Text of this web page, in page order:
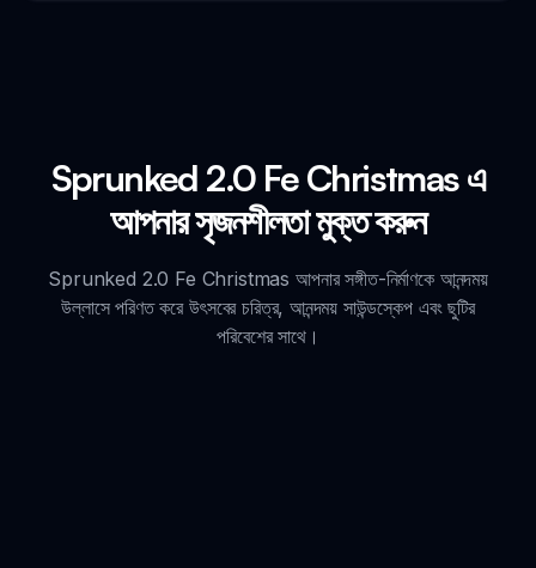
Sprunked 2.0 Fe Christmas এ
আপনার সৃজনশীলতা মুক্ত করুন
Sprunked 2.0 Fe Christmas আপনার সঙ্গীত-নির্মাণকে আনন্দময়
উল্লাসে পরিণত করে উৎসবের চরিত্র, আনন্দময় সাউন্ডস্কেপ এবং ছুটির
পরিবেশের সাথে।